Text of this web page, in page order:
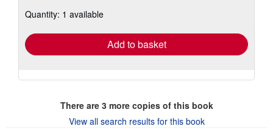
Quantity: 1 available
Add to basket
There are 3more copies of this book
View all search results for this book